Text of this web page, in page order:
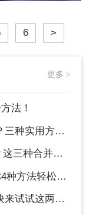
6 >
更多 >
法！
用方法分享！
方法学习一下!
松完成合并！
两种方法吧！